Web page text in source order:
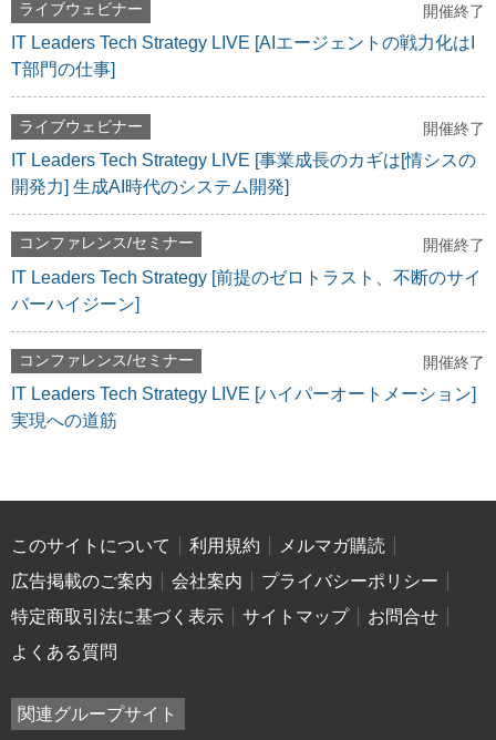
ライブウェビナー 開催終了
IT Leaders Tech Strategy LIVE [AIエージェントの戦力化はI
T部門の仕事]
ライブウェビナー 開催終了
IT Leaders Tech Strategy LIVE [事業成長のカギは[情シスの
開発力] 生成AI時代のシステム開発]
コンファレンス/セミナー 開催終了
IT Leaders Tech Strategy [前提のゼロトラスト、不断のサイ
バーハイジーン]
コンファレンス/セミナー 開催終了
IT Leaders Tech Strategy LIVE [ハイパーオートメーション]
実現への道筋
このサイトについて 利用規約
メルマガ購読
広告掲載のご案内
会社案内
プライバシーポリシー
特定商取引法に基づく表示
サイトマップ
お問合せ
よくある質問
関連グループサイト